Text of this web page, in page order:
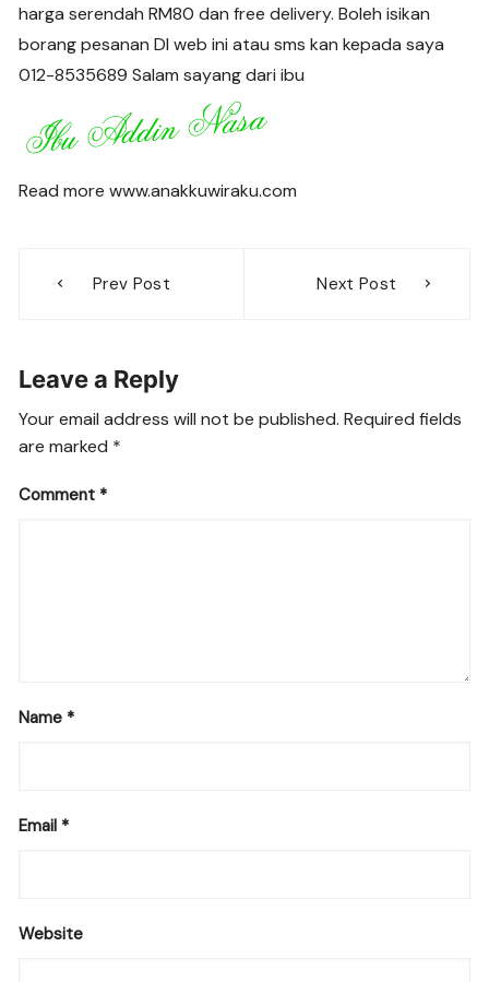
harga serendah RM80 dan free delivery. Boleh isikan
borang pesanan DI web ini atau sms kan kepada saya
012-8535689 Salam sayang dari ibu
Read more www.anakkuwiraku.com
navigation
Prev Post Next Post
Leave a Reply
Your email address will not be published. Required fields
are marked *
Comment *
Name *
Email *
Website